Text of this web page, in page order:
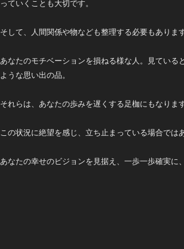
っていくことも大切です。
そして、人間関係や物なども整理する必要もあります
あなたのモチベーションを損ねる様な人。見ている
ような思い出の品。
それらは、あなたの歩みを遅くする足枷にもなります
この状況に絶望を感じ、立ち止まっている場合では
あなたの幸せのビジョンを見据え、一歩一歩確実に